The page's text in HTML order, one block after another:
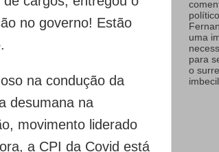
no governo! Estão
na condução da
desumana na
movimento liderado
a CPI da Covid está
uma
para
o